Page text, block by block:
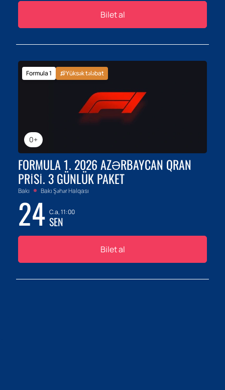
Bilet al
0+
Formula 1 Yüksək tələbat
FORMULA 1. 2026 AZƏRBAYCAN QRAN
PRISI. 3 GÜNLÜK PAKET
Bakı Bakı Şəhər Halqası
24 C.a, 11:00
SEN
Bilet al